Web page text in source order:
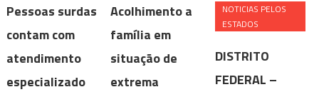
Pessoas surdas
contam com
atendimento
especializado
Acolhimento a
família em
situação de
extrema
NOTICIAS PELOS
ESTADOS
DISTRITO
FEDERAL –